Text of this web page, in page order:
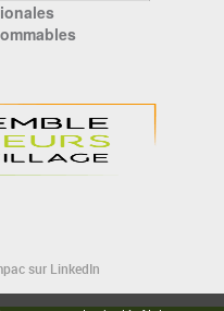
sur LinkedIn